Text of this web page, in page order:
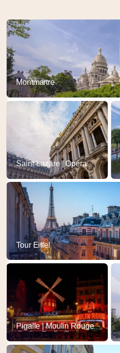
Montmartre
Saint-Lazare | Opéra
Tour Eiffel
Pigalle | Moulin Rouge